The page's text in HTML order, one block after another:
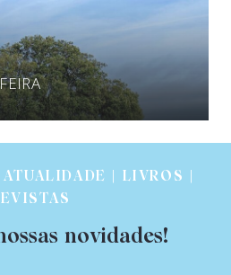
| ATUALIDADE | LIVROS |
novidades!